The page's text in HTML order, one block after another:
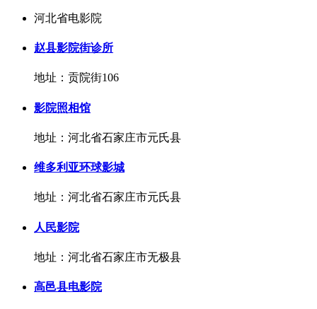
河北省电影院
赵县影院街诊所
地址：贡院街106
影院照相馆
地址：河北省石家庄市元氏县
维多利亚环球影城
地址：河北省石家庄市元氏县
人民影院
地址：河北省石家庄市无极县
高邑县电影院